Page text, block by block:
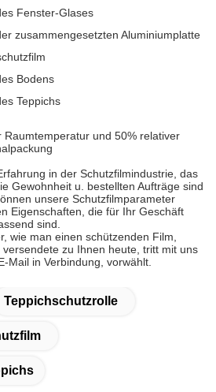
Fenster-Glases
zusammengesetzten Aluminiumplatte
Bodens
Teppichs
und 50% relativer
in der Schutzfilmindustrie, das
Gewohnheit u. bestellten Aufträge sind
unsere Schutzfilmparameter
Eigenschaften, die für Ihr Geschäft
sind.
wie man einen schützenden Film,
zu Ihnen heute, tritt mit uns
Mail in Verbindung, vorwählt.
Teppichschutzrolle